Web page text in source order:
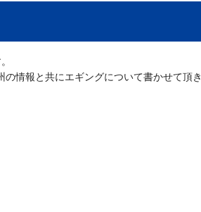
情報と共にエギングについて書かせて頂き